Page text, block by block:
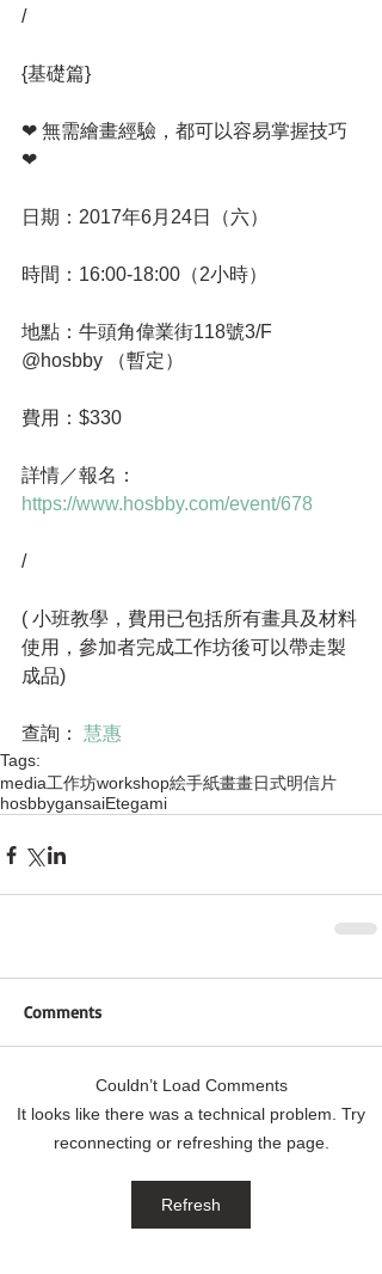
/
{基礎篇}
❤ 無需繪畫經驗，都可以容易掌握技巧
❤
日期：2017年6月24日（六）
時間：16:00-18:00（2小時）
地點：牛頭角偉業街118號3/F
@hosbby （暫定）
費用：$330
詳情／報名：
https://www.hosbby.com/event/678
/
( 小班教學，費用已包括所有畫具及材料
使用，參加者完成工作坊後可以帶走製
成品)
查詢： 慧惠
Tags:
media工作坊workshop絵手紙畫畫日式明信片
hosbbygansaiEtegami
Comments
Couldn’t Load Comments
It looks like there was a technical problem. Try
reconnecting or refreshing the page.
Refresh